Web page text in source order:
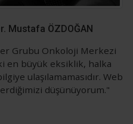
Mustafa ÖZDOĞAN
Grubu Onkoloji Merkezi
en büyük eksiklik, halka
ulaşılamamasıdır. Web
düşünüyorum."